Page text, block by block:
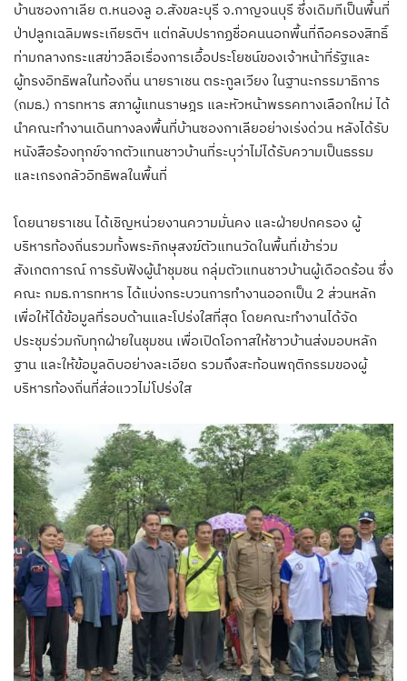
บ้านซองกาเลีย ต.หนองลู อ.สังขละบุรี จ.กาญจนบุรี ซึ่งเดิมทีเป็นพื้นที่
ป่าปลูกเฉลิมพระเกียรติฯ แต่กลับปรากฏชื่อคนนอกพื้นที่ถือครองสิทธิ์
ท่ามกลางกระแสข่าวลือเรื่องการเอื้อประโยชน์ของเจ้าหน้าที่รัฐและ
ผู้ทรงอิทธิพลในท้องถิ่น นายราเชน ตระกูลเวียง ในฐานะกรรมาธิการ
(กมธ.) การทหาร สภาผู้แทนราษฎร และหัวหน้าพรรคทางเลือกใหม่ ได้
นำคณะทำงานเดินทางลงพื้นที่บ้านซองกาเลียอย่างเร่งด่วน หลังได้รับ
หนังสือร้องทุกข์จากตัวแทนชาวบ้านที่ระบุว่าไม่ได้รับความเป็นธรรม
และเกรงกลัวอิทธิพลในพื้นที่
โดยนายราเชน ได้เชิญหน่วยงานความมั่นคง และฝ่ายปกครอง ผู้
บริหารท้องถิ่นรวมทั้งพระภิกษุสงฆ์ตัวแทนวัดในพื้นที่เข้าร่วม
สังเกตการณ์ การรับฟังผู้นำชุมชน กลุ่มตัวแทนชาวบ้านผู้เดือดร้อน ซึ่ง
คณะ กมธ.การทหาร ได้แบ่งกระบวนการทำงานออกเป็น 2 ส่วนหลัก
เพื่อให้ได้ข้อมูลที่รอบด้านและโปร่งใสที่สุด โดยคณะทำงานได้จัด
ประชุมร่วมกับทุกฝ่ายในชุมชน เพื่อเปิดโอกาสให้ชาวบ้านส่งมอบหลัก
ฐาน และให้ข้อมูลดิบอย่างละเอียด รวมถึงสะท้อนพฤติกรรมของผู้
บริหารท้องถิ่นที่ส่อแววไม่โปร่งใส